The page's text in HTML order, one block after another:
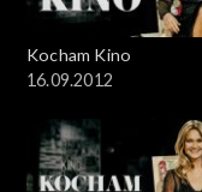
Kocham Kino
16.09.2012